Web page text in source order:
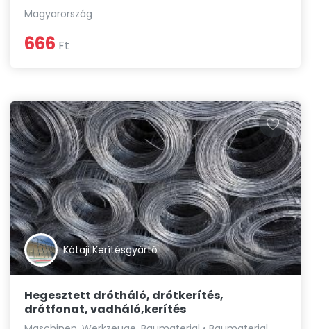
Magyarország
666 Ft
Kótaji Kerítésgyártó
Hegesztett drótháló, drótkerítés,
drótfonat, vadháló,kerítés